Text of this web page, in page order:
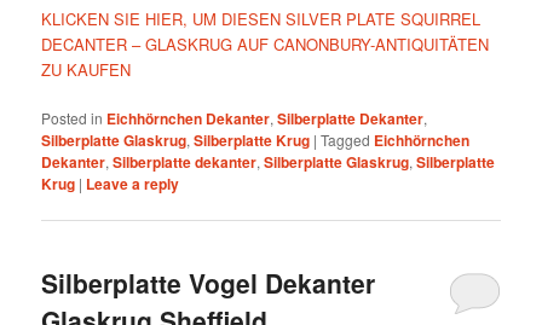
KLICKEN SIE HIER, UM DIESEN SILVER PLATE SQUIRREL
DECANTER – GLASKRUG AUF CANONBURY-ANTIQUITÄTEN
ZU KAUFEN
Posted in Eichhörnchen Dekanter,Silberplatte Dekanter,
Silberplatte Glaskrug,Silberplatte Krug |Tagged Eichhörnchen
Dekanter,Silberplatte dekanter,Silberplatte Glaskrug,Silberplatte
Krug | Leave a reply
Silberplatte Vogel Dekanter